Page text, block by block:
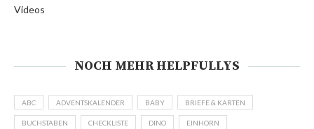
Videos
NOCH MEHR HELPFULLYS
ABC ADVENTSKALENDER BABY BRIEFE & KARTEN
BUCHSTABEN CHECKLISTE DINO EINHORN